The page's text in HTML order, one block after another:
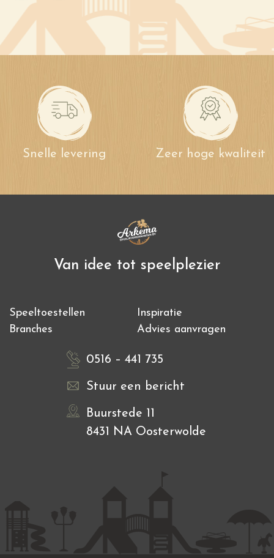
Snelle levering Zeer hoge kwaliteit
Van idee tot speelplezier
Speeltoestellen
Inspiratie
Branches
Advies aanvragen
0516 – 441 735
Stuur een bericht
Buurstede 11
8431 NA Oosterwolde